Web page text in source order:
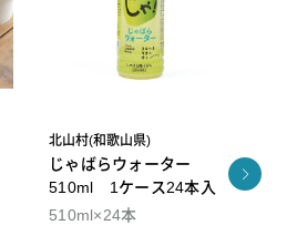
北山村(和歌山県)
じゃばらウォーター
510ml 1ケース24本入
510ml×24本